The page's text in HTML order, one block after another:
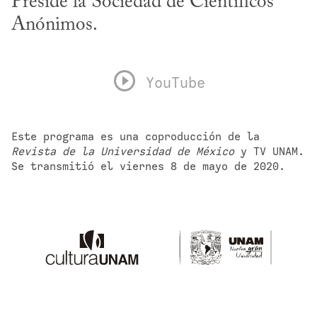
Anónimos.
YouTube
Revista de la Universidad de México y TV UNAM.
Se transmitió el viernes 8 de mayo de 2020.